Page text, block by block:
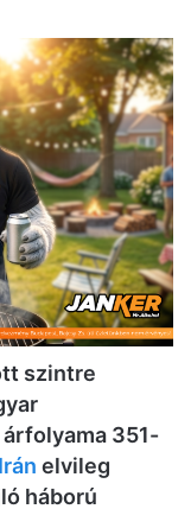
szintre
351-
elvileg
háború